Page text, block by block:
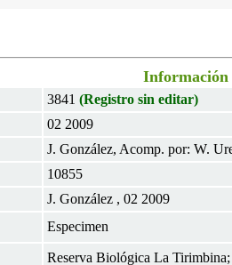
Información
3841 (Registro sin editar)
02 2009
J. González, Acomp. por: W.
10855
J. González , 02 2009
Especimen
Reserva Biológica La